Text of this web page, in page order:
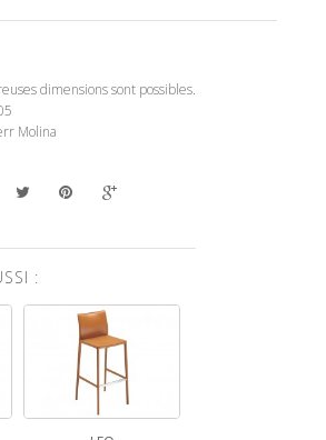
dimensions sont possibles.
Molina
: